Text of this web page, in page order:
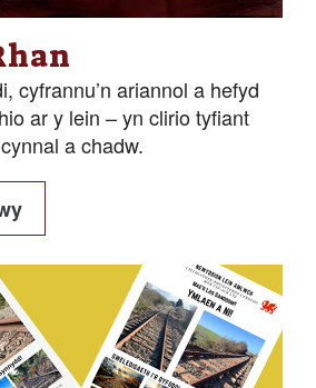
cyfrannu’n ariannol a hefyd
ar y lein – yn clirio tyfiant
a chadw.